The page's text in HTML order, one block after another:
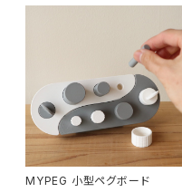
MYPEG 小型ペグボード